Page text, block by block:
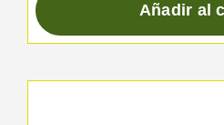
Añadir al